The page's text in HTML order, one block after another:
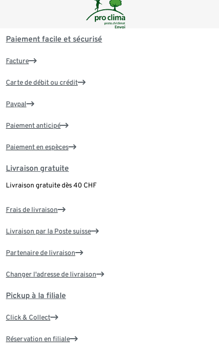
Paiement facile et sécurisé
Facture
Carte de débit ou crédit
Paypal
Paiement anticipé
Paiement en espèces
Livraison gratuite
Livraison gratuite dès 40 CHF
Frais de livraison
Livraison par la Poste suisse
Partenaire de livraison
Changer l'adresse de livraison
Pickup à la filiale
Click & Collect
Réservation en filiale